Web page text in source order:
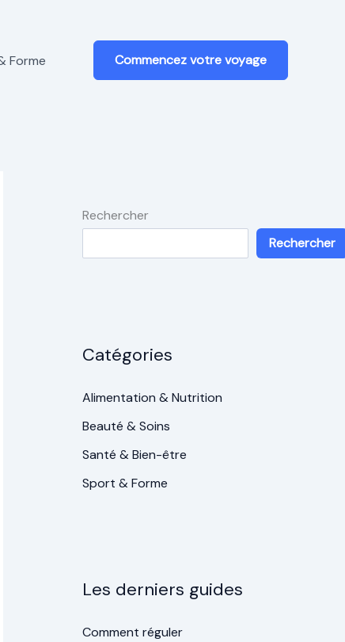
Forme Commencez votre voyage
Rechercher
Rechercher
Catégories
Alimentation & Nutrition
Beauté & Soins
Santé & Bien-être
Sport & Forme
Les derniers guides
Comment réguler